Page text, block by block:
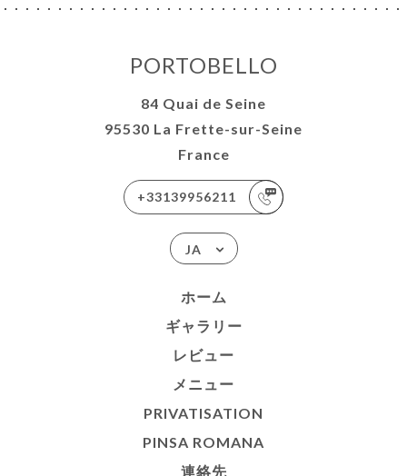
PORTOBELLO
84 Quai de Seine
95530 La Frette-sur-Seine
France
+33139956211
JA
ホーム
ギャラリー
レビュー
メニュー
PRIVATISATION
PINSA ROMANA
連絡先